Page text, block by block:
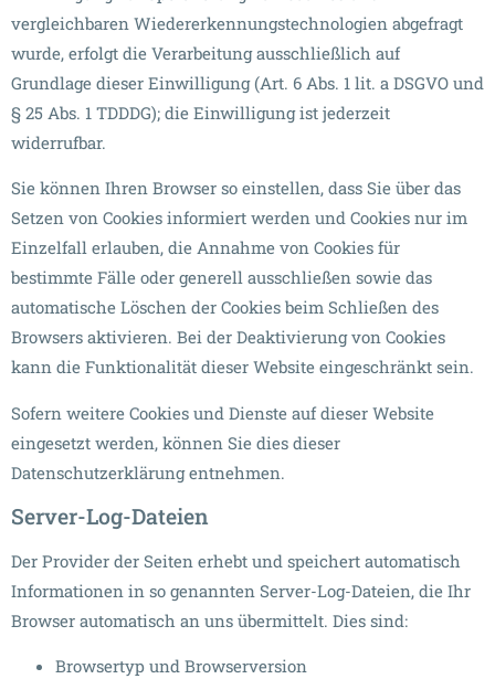
vergleichbaren Wiedererkennungstechnologien abgefragt
wurde, erfolgt die Verarbeitung ausschließlich auf
Grundlage dieser Einwilligung (Art. 6 Abs. 1 lit. a DSGVO und
§ 25 Abs. 1 TDDDG); die Einwilligung ist jederzeit
widerrufbar.
Sie können Ihren Browser so einstellen, dass Sie über das
Setzen von Cookies informiert werden und Cookies nur im
Einzelfall erlauben, die Annahme von Cookies für
bestimmte Fälle oder generell ausschließen sowie das
automatische Löschen der Cookies beim Schließen des
Browsers aktivieren. Bei der Deaktivierung von Cookies
kann die Funktionalität dieser Website eingeschränkt sein.
Sofern weitere Cookies und Dienste auf dieser Website
eingesetzt werden, können Sie dies dieser
Datenschutzerklärung entnehmen.
Server-Log-Dateien
Der Provider der Seiten erhebt und speichert automatisch
Informationen in so genannten Server-Log-Dateien, die Ihr
Browser automatisch an uns übermittelt. Dies sind:
Browsertyp und Browserversion